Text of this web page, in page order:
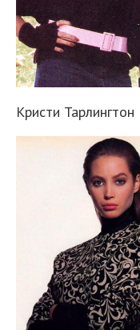
Кристи Тарлингтон